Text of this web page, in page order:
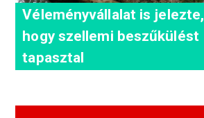
Véleményvállalat is jelezte,
hogy szellemi beszűkülést
tapasztal